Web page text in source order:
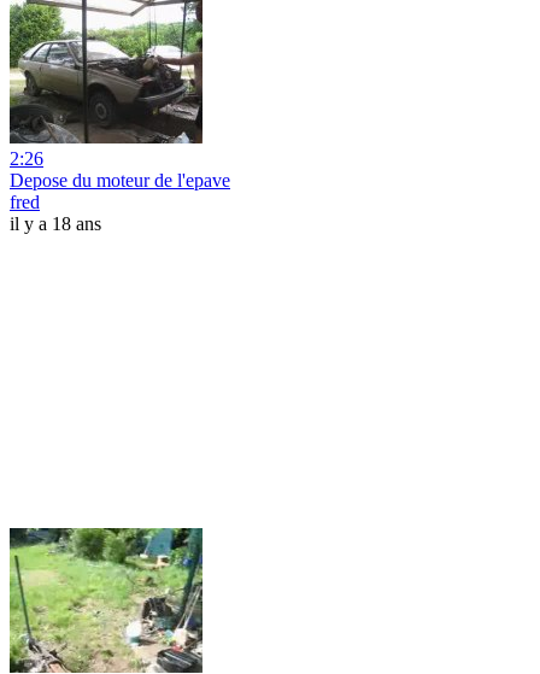
2:26
Depose du moteur de l'epave
fred
il y a 18 ans